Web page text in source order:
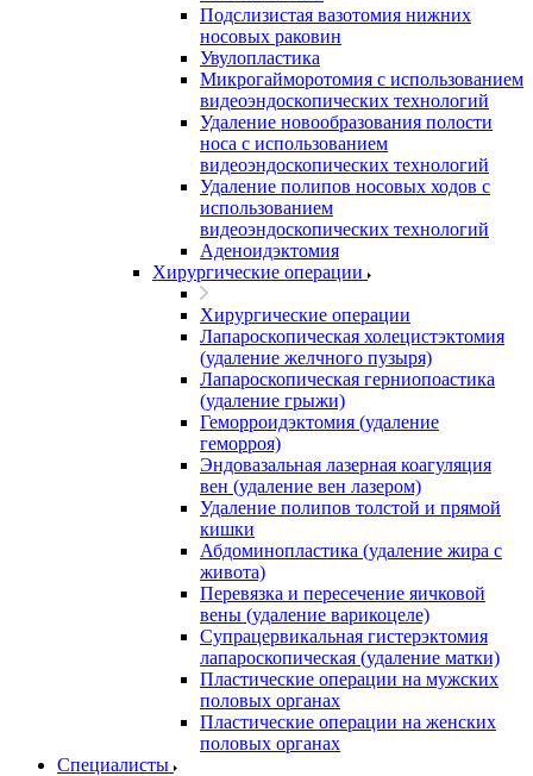
Подслизистая вазотомия нижних
носовых раковин
Увулопластика
Микрогайморотомия с использованием
видеоэндоскопических технологий
Удаление новообразования полости
носа с использованием
видеоэндоскопических технологий
Удаление полипов носовых ходов с
использованием
видеоэндоскопических технологий
Аденоидэктомия
Хирургические операции
Хирургические операции
Лапароскопическая холецистэктомия
(удаление желчного пузыря)
Лапароскопическая герниопоастика
(удаление грыжи)
Геморроидэктомия (удаление
геморроя)
Эндовазальная лазерная коагуляция
вен (удаление вен лазером)
Удаление полипов толстой и прямой
кишки
Абдоминопластика (удаление жира с
живота)
Перевязка и пересечение яичковой
вены (удаление варикоцеле)
Супрацервикальная гистерэктомия
лапароскопическая (удаление матки)
Пластические операции на мужских
половых органах
Пластические операции на женских
половых органах
Специалисты